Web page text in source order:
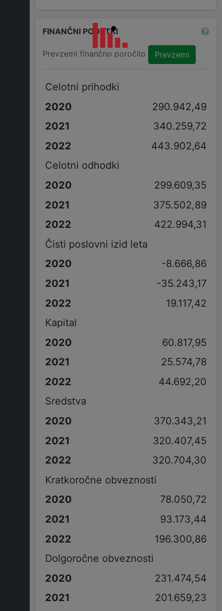
FINANČNI PODATKI
Prevzemi finančno poročilo Prevzemi
Celotni prihodki
290.942,49
340.259,72
443.902,64
Celotni odhodki
299.609,35
375.502,89
422.994,31
Čisti poslovni izid leta
-8.666,86
-35.243,17
19.117,42
Kapital
60.817,95
25.574,78
44.692,20
Sredstva
370.343,21
320.407,45
320.704,30
Kratkoročne obveznosti
78.050,72
93.173,44
196.300,86
Dolgoročne obveznosti
231.474,54
201.659,23